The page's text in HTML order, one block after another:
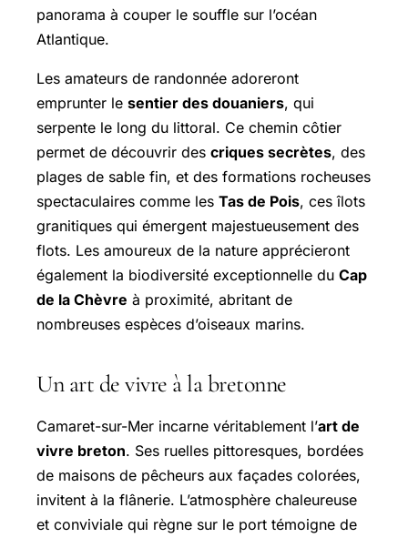
panorama à couper le souffle sur l’océan
Atlantique.
Les amateurs de randonnée adoreront
emprunter le sentier des douaniers, qui
serpente le long du littoral. Ce chemin côtier
permet de découvrir des criques secrètes, des
plages de sable fin, et des formations rocheuses
spectaculaires comme les Tas de Pois, ces îlots
granitiques qui émergent majestueusement des
flots. Les amoureux de la nature apprécieront
également la biodiversité exceptionnelle du Cap
de la Chèvre à proximité, abritant de
nombreuses espèces d’oiseaux marins.
Un art de vivre à la bretonne
Camaret-sur-Mer incarne véritablement l’art de
vivre breton. Ses ruelles pittoresques, bordées
de maisons de pêcheurs aux façades colorées,
invitent à la flânerie. L’atmosphère chaleureuse
et conviviale qui règne sur le port témoigne de